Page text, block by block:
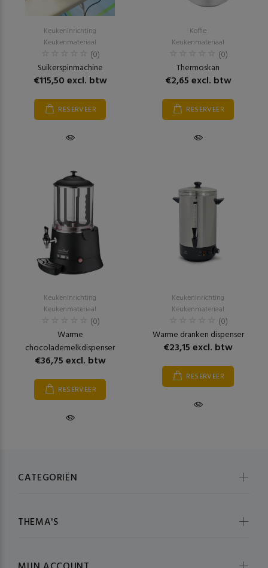
Keukeninrichting
Keukenmateriaal
(0)
Suikerspinmachine
€115,50 excl. btw
RESERVEER
Koffie
Keukenmateriaal
(0)
Thermoskan
€2,65 excl. btw
RESERVEER
Keukeninrichting
Keukenmateriaal
(0)
Warme
chocolademelkdispenser
€36,75 excl. btw
RESERVEER
Keukeninrichting
Keukenmateriaal
(0)
Warme dranken dispenser
€23,15 excl. btw
RESERVEER
CATEGORIËN
THEMA'S